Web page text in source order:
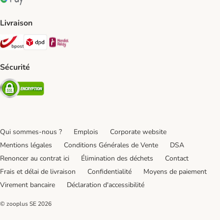
Google Pay Payment Method
Livraison
Bpost Shipping Method
DPD Shipping Method
Sécurité
Security
Qui sommes-nous ? Emplois
Corporate website
Mentions légales
Conditions Générales de Vente
DSA
Renoncer au contrat ici
Élimination des déchets
Contact
Frais et délai de livraison
Confidentialité
Moyens de paiement
Virement bancaire
Déclaration d'accessibilité
© zooplus SE 2026